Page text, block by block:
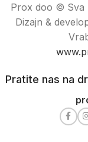
Prox doo © Sva
Dizajn &
Pratite nas na